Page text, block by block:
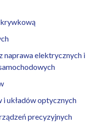
naprawa elektrycznych i
układów optycznych
precyzyjnych